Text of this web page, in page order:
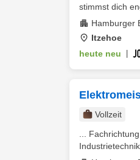
stimmst dich
Hamburger
Itzehoe
heute neu
Vollzeit
...